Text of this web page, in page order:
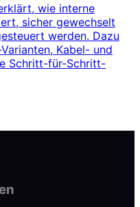
wie interne
sicher gewechselt
werden. Dazu
Kabel- und
Schritt-für-Schritt-